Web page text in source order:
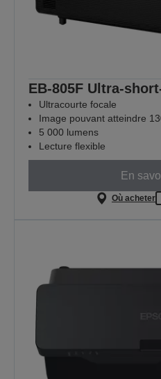
EB-805F Ultra-
Ultracourte focale
Image pouvant atteindre
5 000 lumens
Lecture flexible
En
Où acheter